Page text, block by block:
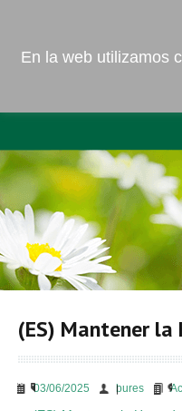
(ES) Mantener
03/06/2025 bures
En la web utilizamos